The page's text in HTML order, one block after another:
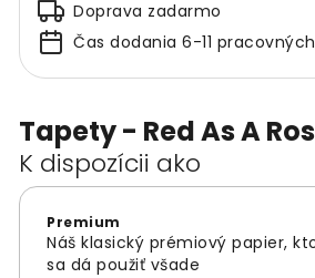
Tapety - Red As A
K dispozícii ako
Premium
Náš klasický prémiový papier,
sa dá použiť všade
Doprava zadarmo
Čas dodania 6-11